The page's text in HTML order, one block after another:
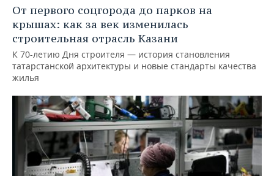
От первого соцгорода до парков на
крышах: как за век изменилась
строительная отрасль Казани
К 70-летию Дня строителя — история становления
татарстанской архитектуры и новые стандарты качества
жилья